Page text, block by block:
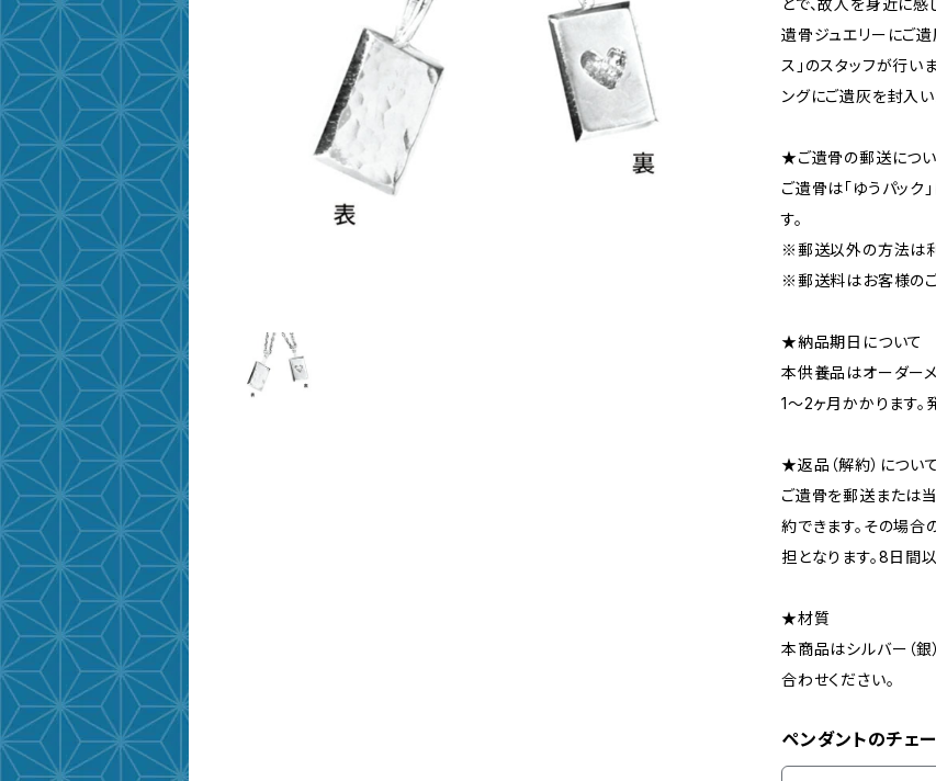
とで、故人を身近に感
遺骨ジュエリーにご
ス」のスタッフが行い
ングにご遺灰を封入い
★ご遺骨の郵送につ
ご遺骨は「ゆうパッ
す。
※郵送以外の方法は利
※郵送料はお客様のご
★納品期日について
本供養品はオーダー
1～2ヶ月かかります。
★返品（解約）について
ご遺骨を郵送または
約できます。その場
担となります。8日間
★材質
本商品はシルバー（銀
合わせください。
ペンダントのチェ